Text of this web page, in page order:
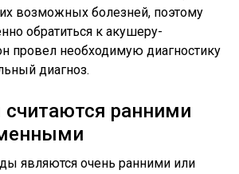
возможных болезней, поэтому
обратиться к акушеру-
провел необходимую диагностику
диагноз.
ранними
являются очень ранними или